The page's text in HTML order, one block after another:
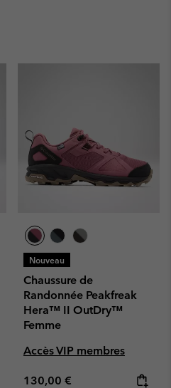
Nouveau
Chaussure de
Randonnée Peakfreak
Hera™ II OutDry™
Femme
Accès VIP membres
Regular price:
130,00 €